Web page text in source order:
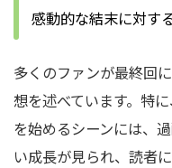
感動的な結末に対す
多くのファンが最終回
想を述べています。特
を始めるシーンには、
い成長が見られ、読者